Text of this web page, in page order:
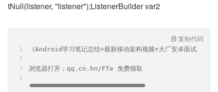
tNull(listener, "listener");ListenerBuilder var2
《Android学习笔记总结+最新移动架构视频+大厂安卓面试真题+
浏览器打开：qq.cn.hn/FTe 免费领取
复制代码